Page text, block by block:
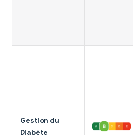
Gestion du
Diabète